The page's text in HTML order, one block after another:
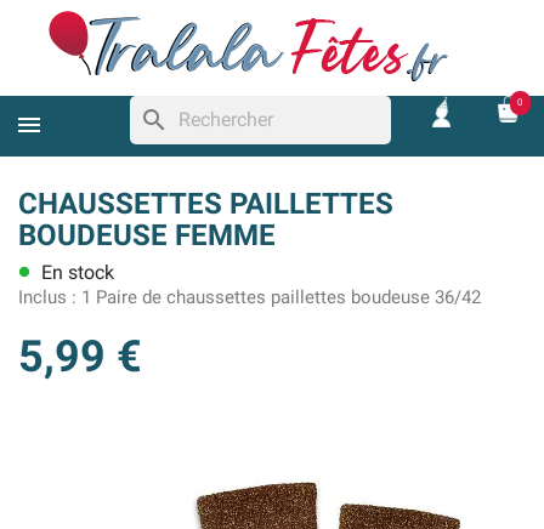
search
0
CHAUSSETTES PAILLETTES
BOUDEUSE FEMME
lens En stock
Inclus : 1 Paire de chaussettes paillettes boudeuse 36/42
5,99 €